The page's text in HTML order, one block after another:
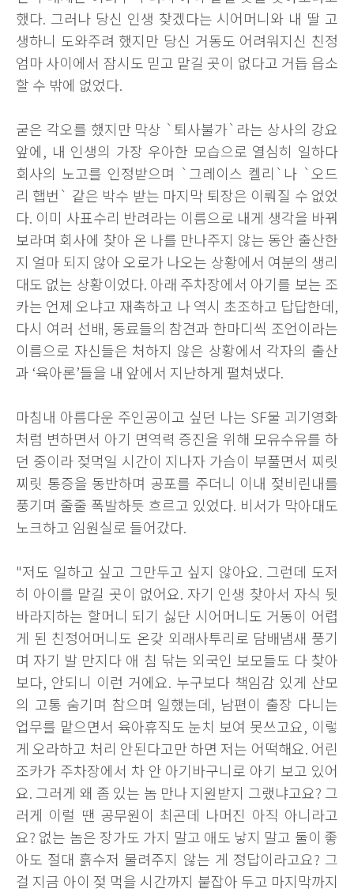
했다. 그러나 당신 인생 찾겠다는 시어머니와 내 딸 고
생하니 도와주려 했지만 당신 거동도 어려워지신 친정
엄마 사이에서 잠시도 믿고 맡길 곳이 없다고 거듭 읍소
할 수 밖에 없었다.
굳은 각오를 했지만 막상 `퇴사불가`라는 상사의 강요
앞에, 내 인생의 가장 우아한 모습으로 열심히 일하다
회사의 노고를 인정받으며 `그레이스 켈리`나 `오드
리 햅번` 같은 박수 받는 마지막 퇴장은 이뤄질 수 없었
다. 이미 사표수리 반려라는 이름으로 내게 생각을 바꿔
보라며 회사에 찾아 온 나를 만나주지 않는 동안 출산한
지 얼마 되지 않아 오로가 나오는 상황에서 여분의 생리
대도 없는 상황이었다. 아래 주차장에서 아기를 보는 조
카는 언제 오냐고 재촉하고 나 역시 초조하고 답답한데,
다시 여러 선배, 동료들의 참견과 한마디씩 조언이라는
이름으로 자신들은 처하지 않은 상황에서 각자의 출산
과 ‘육아론’들을 내 앞에서 지난하게 펼쳐냈다.
마침내 아름다운 주인공이고 싶던 나는 SF물 괴기영화
처럼 변하면서 아기 면역력 증진을 위해 모유수유를 하
던 중이라 젖먹일 시간이 지나자 가슴이 부풀면서 찌릿
찌릿 통증을 동반하며 공포를 주더니 이내 젖비린내를
풍기며 줄줄 폭발하듯 흐르고 있었다. 비서가 막아대도
노크하고 임원실로 들어갔다.
"저도 일하고 싶고 그만두고 싶지 않아요. 그런데 도저
히 아이를 맡길 곳이 없어요. 자기 인생 찾아서 자식 뒷
바라지하는 할머니 되기 싫단 시어머니도 거동이 어렵
게 된 친정어머니도 온갖 외래사투리로 담배냄새 풍기
며 자기 발 만지다 애 침 닦는 외국인 보모들도 다 찾아
보다, 안되니 이런 거에요. 누구보다 책임감 있게 산모
의 고통 숨기며 참으며 일했는데, 남편이 출장 다니는
업무를 맡으면서 육아휴직도 눈치 보여 못쓰고요, 이렇
게 오라하고 처리 안된다고만 하면 저는 어떡해요. 어린
조카가 주차장에서 차 안 아기바구니로 아기 보고 있어
요. 그러게 왜 좀 있는 놈 만나 지원받지 그랬냐고요? 그
러게 이럴 땐 공무원이 최곤데 나머진 아직 아니라고
요? 없는 놈은 장가도 가지 말고 애도 낳지 말고 둘이 좋
아도 절대 흙수저 물려주지 않는 게 정답이라고요? 그
걸 지금 아이 젖 먹을 시간까지 붙잡아 두고 마지막까지